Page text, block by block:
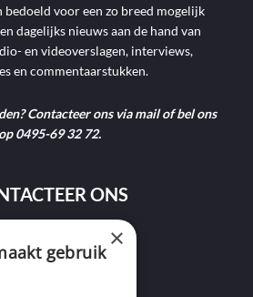
bedoeld voor een zo breed mogelijk
dagelijks nieuws aan de hand van
en videoverslagen, interviews,
en commentaarstukken.
Contacteer ons via mail of bel ons
op 0495-69 32 72.
ONS
9400 Ninove ×
gebruik